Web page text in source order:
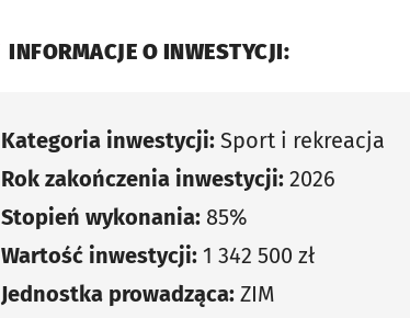
INFORMACJE O INWESTYCJI:
Kategoria inwestycji: Sport i rekreacja
Rok zakończenia inwestycji: 2026
Stopień wykonania: 85%
Wartość inwestycji: 1 342 500 zł
Jednostka prowadząca: ZIM